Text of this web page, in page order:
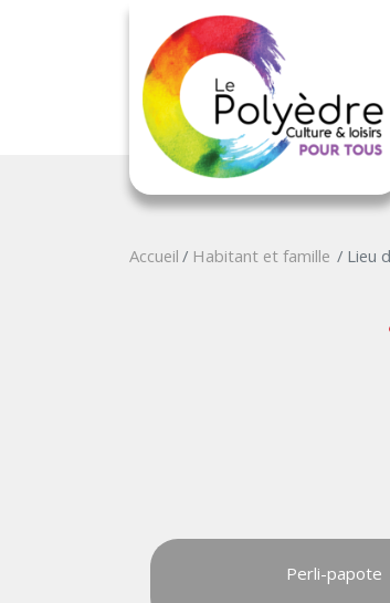
Accueil Habitant et famille Lieu
Perli-papote